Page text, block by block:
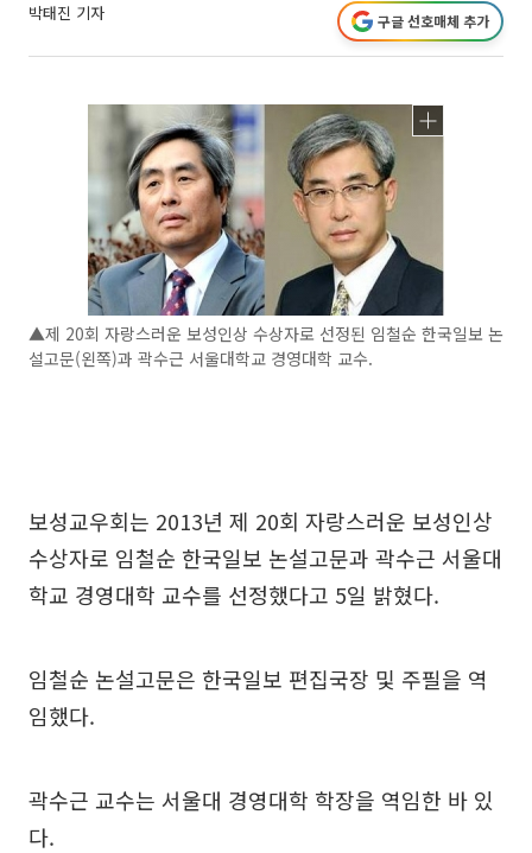
박태진 기자 구글 선호매체 추가
▲제 20회 자랑스러운 보성인상 수상자로 선정된 임철순 한국일보 논
설고문(왼쪽)과 곽수근 서울대학교 경영대학 교수.
보성교우회는 2013년 제 20회 자랑스러운 보성인상
수상자로 임철순 한국일보 논설고문과 곽수근 서울대
학교 경영대학 교수를 선정했다고 5일 밝혔다.
임철순 논설고문은 한국일보 편집국장 및 주필을 역
임했다.
곽수근 교수는 서울대 경영대학 학장을 역임한 바 있
다.